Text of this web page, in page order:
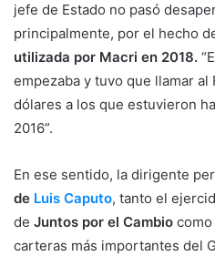
jefe de Estado no pasó
principalmente, por el hecho
utilizada por Macri en 2018.
empezaba y tuvo que llamar
dólares a los que estuvieron
2016”.
En ese sentido, la dirigente
de Luis Caputo, tanto el
de Juntos por el Cambio
carteras más importantes del